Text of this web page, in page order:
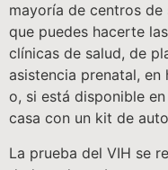
mayoría de centros
que puedes hacerte
clínicas de salud, de
asistencia prenatal,
o, si está disponible
casa con un kit de
La prueba del VIH se